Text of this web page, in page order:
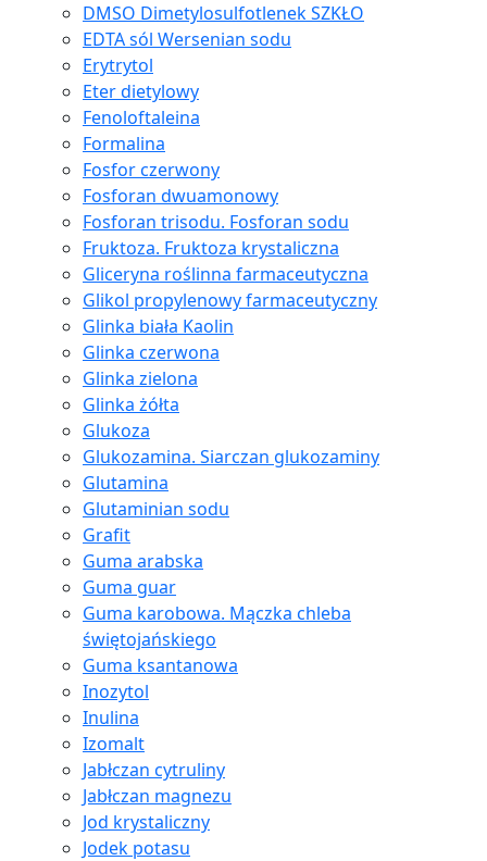
DMSO Dimetylosulfotlenek SZKŁO
EDTA sól Wersenian sodu
Erytrytol
Eter dietylowy
Fenoloftaleina
Formalina
Fosfor czerwony
Fosforan dwuamonowy
Fosforan trisodu. Fosforan sodu
Fruktoza. Fruktoza krystaliczna
Gliceryna roślinna farmaceutyczna
Glikol propylenowy farmaceutyczny
Glinka biała Kaolin
Glinka czerwona
Glinka zielona
Glinka żółta
Glukoza
Glukozamina. Siarczan glukozaminy
Glutamina
Glutaminian sodu
Grafit
Guma arabska
Guma guar
Guma karobowa. Mączka chleba
świętojańskiego
Guma ksantanowa
Inozytol
Inulina
Izomalt
Jabłczan cytruliny
Jabłczan magnezu
Jod krystaliczny
Jodek potasu